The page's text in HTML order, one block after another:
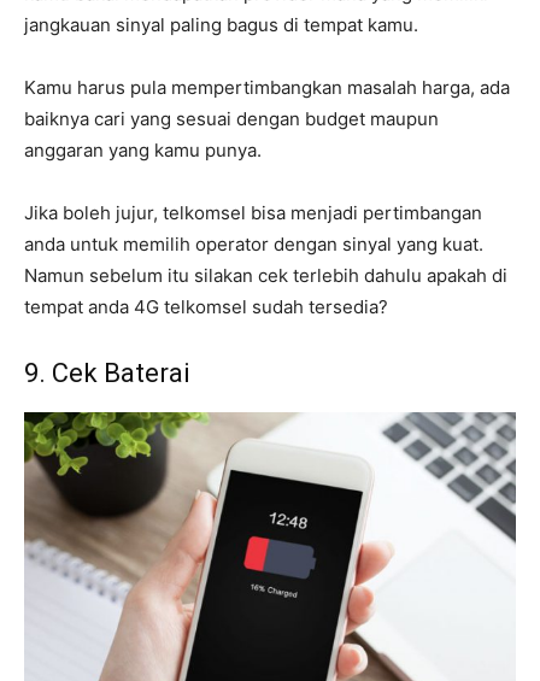
jangkauan sinyal paling bagus di tempat kamu.
Kamu harus pula mempertimbangkan masalah harga, ada
baiknya cari yang sesuai dengan budget maupun
anggaran yang kamu punya.
Jika boleh jujur, telkomsel bisa menjadi pertimbangan
anda untuk memilih operator dengan sinyal yang kuat.
Namun sebelum itu silakan cek terlebih dahulu apakah di
tempat anda 4G telkomsel sudah tersedia?
9. Cek Baterai